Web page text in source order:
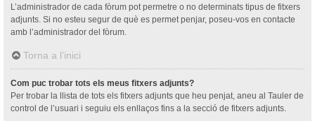
L’administrador de cada fòrum pot permetre o no determinats tipus de fitxers
adjunts. Si no esteu segur de què es permet penjar, poseu-vos en contacte
amb l’administrador del fòrum.
Torna a l’inici
Com puc trobar tots els meus fitxers adjunts?
Per trobar la llista de tots els fitxers adjunts que heu penjat, aneu al Tauler de
control de l’usuari i seguiu els enllaços fins a la secció de fitxers adjunts.